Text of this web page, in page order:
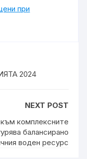
при
2024
NEXT POST
комплексните
балансирано
воден ресурс